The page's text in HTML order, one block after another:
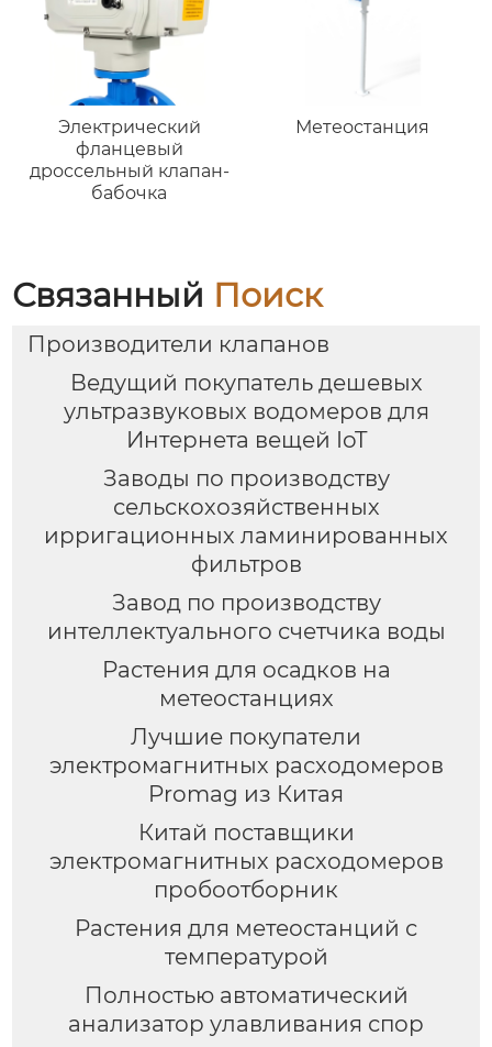
Электрический
фланцевый
дроссельный клапан-
бабочка
Метеостанция
Связанный Поиск
Производители клапанов
Ведущий покупатель дешевых
ультразвуковых водомеров для
Интернета вещей IoT
Заводы по производству
сельскохозяйственных
ирригационных ламинированных
фильтров
Завод по производству
интеллектуального счетчика воды
Растения для осадков на
метеостанциях
Лучшие покупатели
электромагнитных расходомеров
Promag из Китая
Китай поставщики
электромагнитных расходомеров
пробоотборник
Растения для метеостанций с
температурой
Полностью автоматический
анализатор улавливания спор